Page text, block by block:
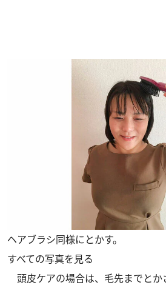
ヘアブラシ同様にとかす。
すべての写真を見る
頭皮ケアの場合は、毛先までとか